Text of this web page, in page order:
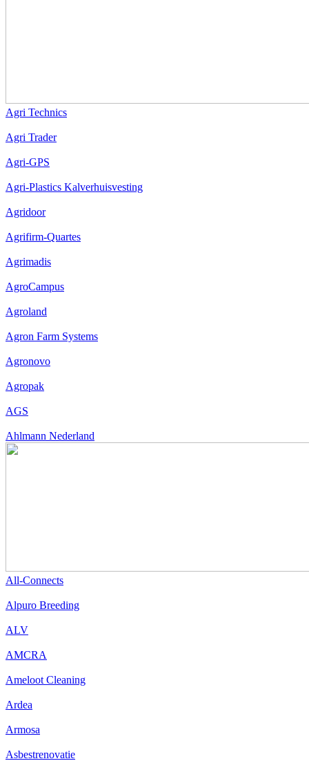
Agri Technics
Agri Trader
Agri-GPS
Agri-Plastics Kalverhuisvesting
Agridoor
Agrifirm-Quartes
Agrimadis
AgroCampus
Agroland
Agron Farm Systems
Agronovo
Agropak
AGS
Ahlmann Nederland
All-Connects
Alpuro Breeding
ALV
AMCRA
Ameloot Cleaning
Ardea
Armosa
Asbestrenovatie